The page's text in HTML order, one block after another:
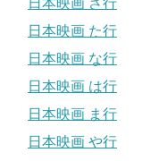
日本映画 さ行
日本映画 た行
日本映画 な行
日本映画 は行
日本映画 ま行
日本映画 や行